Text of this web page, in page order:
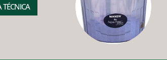
TÉCNICA